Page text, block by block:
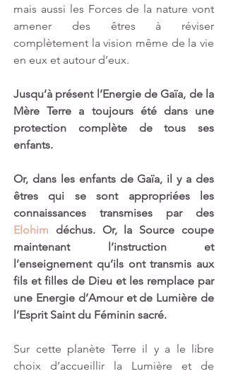
mais aussi les Forces de la nature vont
amener des êtres à réviser
complètement la vision même de la vie
en eux et autour d’eux.
Jusqu’à présent l’Energie de Gaïa, de la
Mère Terre a toujours été dans une
protection complète de tous ses
enfants.
Or, dans les enfants de Gaïa, il y a des
êtres qui se sont appropriées les
Elohim déchus. Or, la Source coupe
maintenant l’instruction et
l’enseignement qu’ils ont transmis aux
fils et filles de Dieu et les remplace par
une Energie d’Amour et de Lumière de
l’Esprit Saint du Féminin sacré.
Sur cette planète Terre il y a le libre
choix d’accueillir la Lumière et de